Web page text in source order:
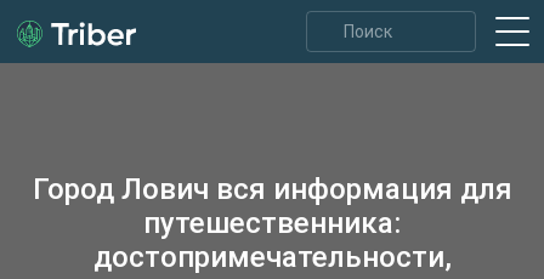
Город Лович вся информация для
путешественника:
достопримечательности,